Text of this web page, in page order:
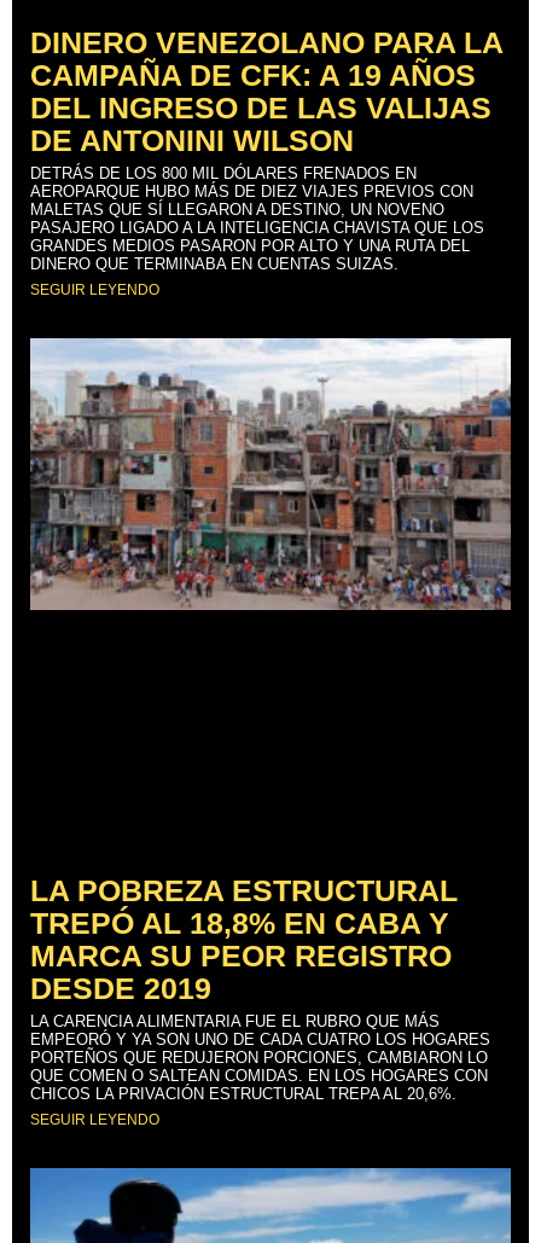
DINERO VENEZOLANO PARA LA
CAMPAÑA DE CFK: A 19 AÑOS
DEL INGRESO DE LAS VALIJAS
DE ANTONINI WILSON
DETRÁS DE LOS 800 MIL DÓLARES FRENADOS EN
AEROPARQUE HUBO MÁS DE DIEZ VIAJES PREVIOS CON
MALETAS QUE SÍ LLEGARON A DESTINO, UN NOVENO
PASAJERO LIGADO A LA INTELIGENCIA CHAVISTA QUE LOS
GRANDES MEDIOS PASARON POR ALTO Y UNA RUTA DEL
DINERO QUE TERMINABA EN CUENTAS SUIZAS.
SEGUIR LEYENDO
LA POBREZA ESTRUCTURAL
TREPÓ AL 18,8% EN CABA Y
MARCA SU PEOR REGISTRO
DESDE 2019
LA CARENCIA ALIMENTARIA FUE EL RUBRO QUE MÁS
EMPEORÓ Y YA SON UNO DE CADA CUATRO LOS HOGARES
PORTEÑOS QUE REDUJERON PORCIONES, CAMBIARON LO
QUE COMEN O SALTEAN COMIDAS. EN LOS HOGARES CON
CHICOS LA PRIVACIÓN ESTRUCTURAL TREPA AL 20,6%.
SEGUIR LEYENDO